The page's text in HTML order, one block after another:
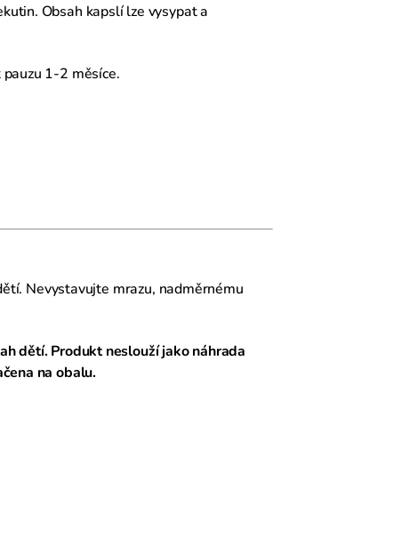
Obsah kapslí lze vysypat a
1-2 měsíce.
Nevystavujte mrazu, nadměrnému
dětí. Produkt neslouží jako náhrada
na obalu.